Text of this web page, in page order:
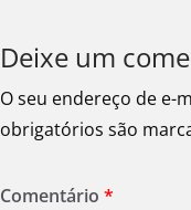
Deixe um
O seu endereço de e-
obrigatórios são
Comentário *